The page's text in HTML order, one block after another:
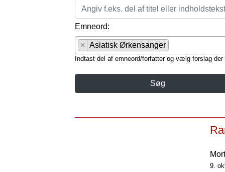
Emneord:
× Asiatisk Ørkensanger
Indtast del af emneord/forfatter og vælg forslag der
Søg
9.